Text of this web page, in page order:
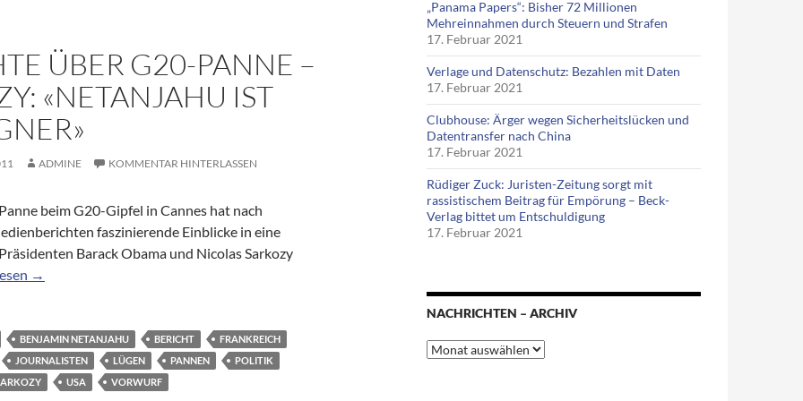
ÜBER G20-PANNE –
«NETANJAHU IST
ADMINE KOMMENTAR HINTERLASSEN
beim G20-Gipfel in Cannes hat nach
faszinierende Einblicke in eine
Barack Obama und Nicolas Sarkozy
über G20-Panne – Sarkozy: «Netanjahu ist ein Lügner»
→
BENJAMIN NETANJAHU BERICHT
FRANKREICH
JOURNALISTEN LÜGEN PANNEN
POLITIK
USA VORWURF
„Panama Papers“: Bisher 72 Millionen
Mehreinnahmen durch Steuern und Strafen
17. Februar 2021
Verlage und Datenschutz: Bezahlen mit Daten
17. Februar 2021
Clubhouse: Ärger wegen Sicherheitslücken und
Datentransfer nach China
17. Februar 2021
Rüdiger Zuck: Juristen-Zeitung sorgt mit
rassistischem Beitrag für Empörung – Beck-
Verlag bittet um Entschuldigung
17. Februar 2021
NACHRICHTEN – ARCHIV
Nachrichten
–